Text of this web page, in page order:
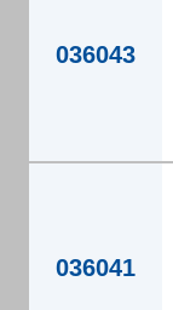
036043
036041